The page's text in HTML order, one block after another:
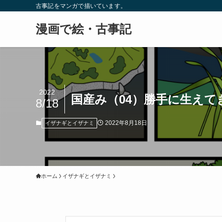
古事記をマンガで描いています。
漫画で絵・古事記
国産み（04）勝手に生えて
2022
8/18
イザナギとイザナミ 2022年8月18日
ホーム イザナギとイザナミ